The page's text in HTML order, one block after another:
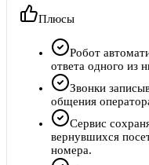
Плюсы
Робот
ответа одного из
Звонки
общения
Сервис
вернувшихся
номера.